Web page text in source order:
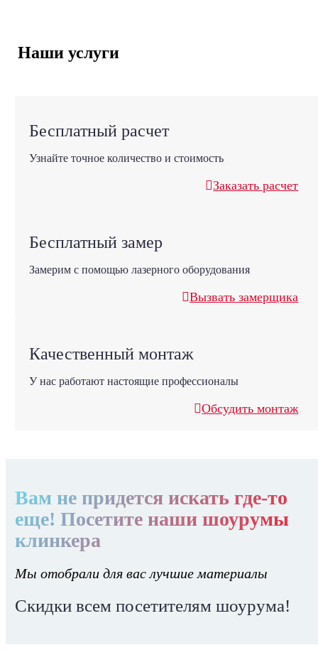
Наши услуги
Бесплатный расчет
Узнайте точное количество и стоимость
Заказать расчет
Бесплатный замер
Замерим с помощью лазерного оборудования
Вызвать замерщика
Качественный монтаж
У нас работают настоящие профессионалы
Обсудить монтаж
Вам не придется искать где-то
еще! Посетите наши шоурумы
клинкера
Мы отобрали для вас лучшие материалы
Скидки всем посетителям шоурума!